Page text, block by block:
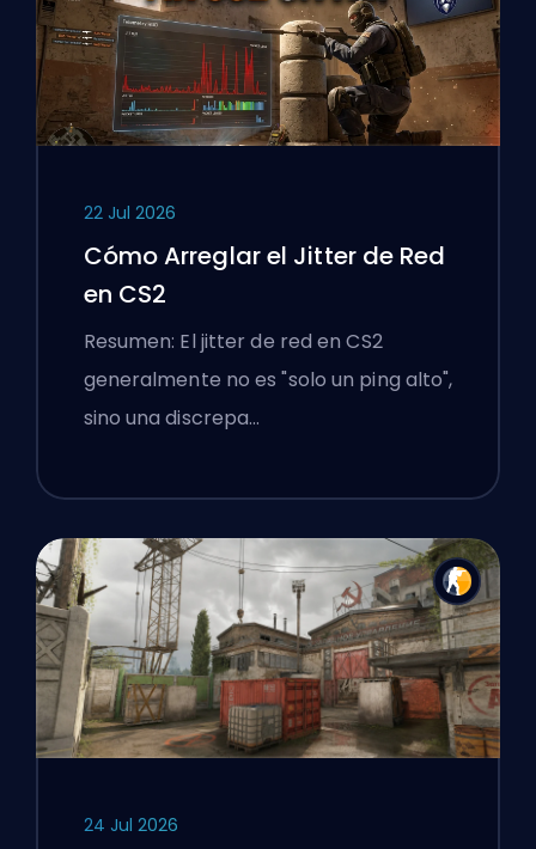
22 Jul 2026
Cómo Arreglar el Jitter de Red
en CS2
Resumen: El jitter de red en CS2
generalmente no es "solo un ping alto",
sino una discrepa…
24 Jul 2026